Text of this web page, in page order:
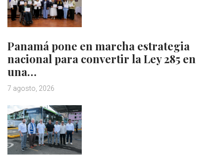
Panamá pone en marcha estrategia
nacional para convertir la Ley 285 en
una…
7 agosto, 2026